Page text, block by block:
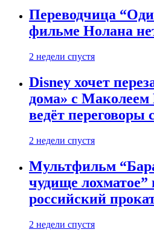
Переводчица
фильме Нолана
2 недели спустя
Disney хочет
дома» с
ведёт переговоры
2 недели спустя
Мультфильм
чудище лохматое”
российский
2 недели спустя